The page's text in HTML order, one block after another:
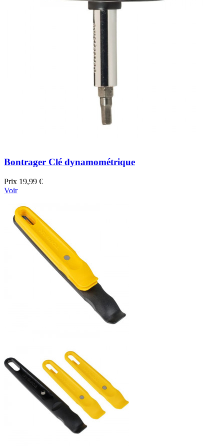
Bontrager Clé dynamométrique
Prix 19,99 €
Voir